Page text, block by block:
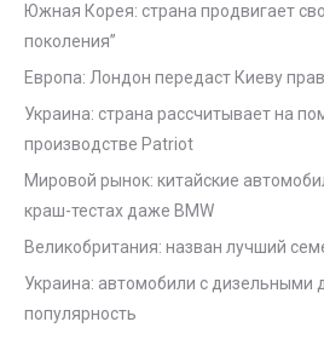
Южная Корея: страна продвигает
поколения”
Европа: Лондон передаст Киеву
Украина: страна рассчитывает на
производстве Patriot
Мировой рынок: китайские
краш-тестах даже BMW
Великобритания: назван лучший
Украина: автомобили с дизельными
популярность